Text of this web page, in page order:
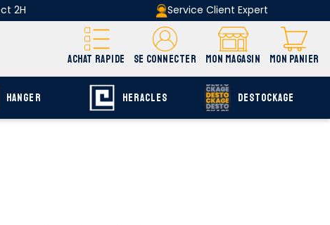
2H Service Client Expert
ACHAT RAPIDE SE CONNECTER MON MAGASIN MON PANIER
HANGER HERACLES DESTOCKAGE